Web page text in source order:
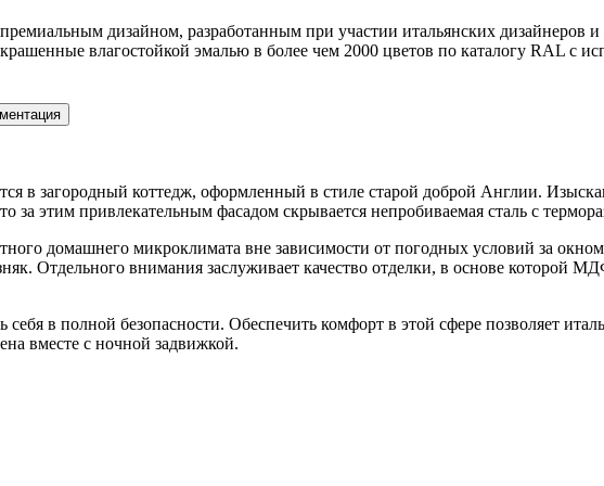
дизайном, разработанным при участии итальянских дизайнеров и
влагостойкой эмалью в более чем 2000 цветов по каталогу RAL с
в загородный коттедж, оформленный в стиле старой доброй Англии.
за этим привлекательным фасадом скрывается непробиваемая сталь с
домашнего микроклимата вне зависимости от погодных условий за
Отдельного внимания заслуживает качество отделки, в основе которой
в полной безопасности. Обеспечить комфорт в этой сфере позволяет
вместе с ночной задвижкой.